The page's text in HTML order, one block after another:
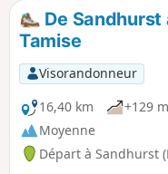
De
Tamise
Visorandonneur
16,40 km
+129 m
Moyenne
Départ à Sandhurst